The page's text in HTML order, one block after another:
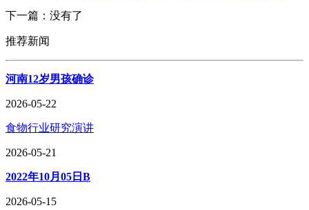
下一篇：没有了
推荐新闻
河南12岁男孩确诊
2026-05-22
食物行业研究演讲
2026-05-21
2022年10月05日B
2026-05-15